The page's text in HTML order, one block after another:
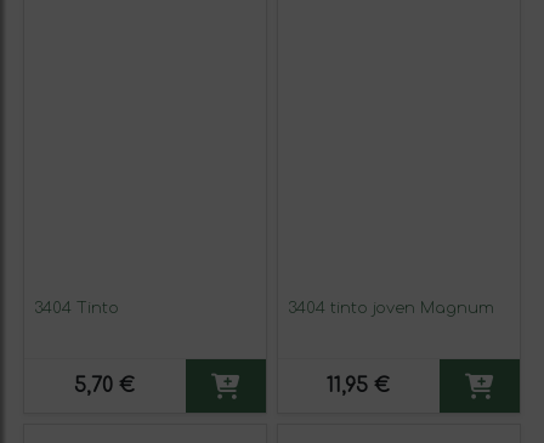
3404 Tinto
5,70 €
3404 tinto joven Magnum
11,95 €